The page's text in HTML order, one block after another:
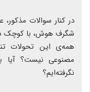
در کنار سوالات
شگرف هوش، با کوچک
همه‌ی این تحولات
مصنوعی نیست؟
نگرفته‌ایم؟